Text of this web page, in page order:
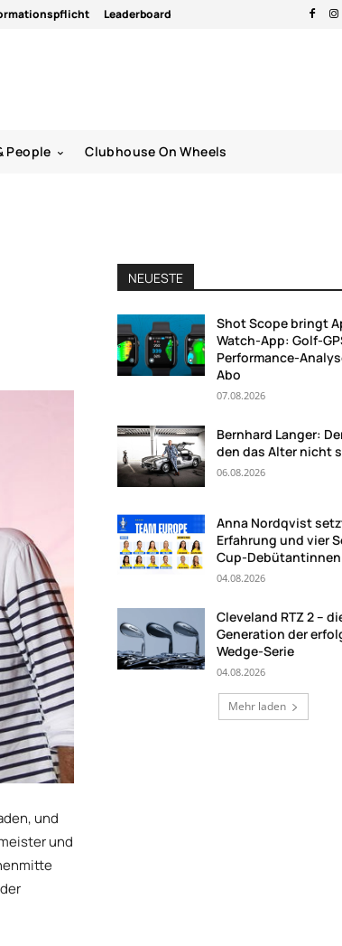
Leaderboard
People Clubhouse On Wheels
und
und
NEUESTE
Shot Scope bringt
Watch-App: Golf-
Performance-
Abo
07.08.2026
Bernhard Langer:
den das Alter nicht
06.08.2026
Anna Nordqvist
Erfahrung und vier
Cup-Debütantinnen
04.08.2026
Cleveland RTZ 2 –
Generation der
Wedge-Serie
04.08.2026
Mehr laden